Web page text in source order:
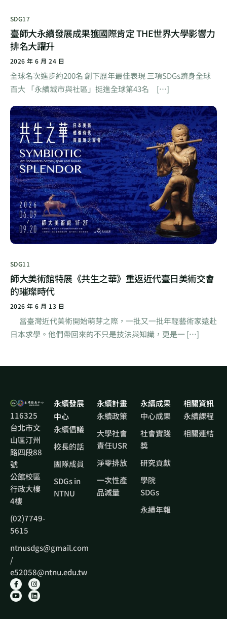
SDG17
臺師大永續發展成果獲國際肯定 THE世界大學影響力
排名大躍升
2026 年 6 月 24 日
全球名次進步約200名 創下歷年最佳表現 三項SDGs躋身全球
百大 「永續城市與社區」挺進全球第43名 […]
SDG11
師大美術館特展《共生之華》重返近代臺日美術交會
的璀璨時代
2026 年 6 月 13 日
當臺灣近代美術開始萌芽之際，一批又一批年輕藝術家遠赴
日本求學。他們帶回來的不只是技法與知識，更是一 […]
116325
台北市文
山區汀州
路四段88
號
公館校區
行政大樓
4樓
(02)7749-
5615
ntnusdgs@gmail.com
/
e52058@ntnu.edu.tw
永續發展
中心
永續倡議
校長的話
團隊成員
SDGs in
NTNU
永續計畫
永續政策
大學社會
責任USR
淨零排放
一次性產
品減量
永續成果
中心成果
社會實踐
獎
研究貢獻
學院
SDGs
永續年報
相關資訊
永續課程
相關連結